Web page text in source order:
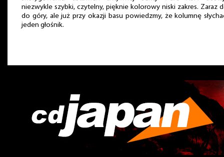
niezwykle szybki, czytelny, pięknie kolorowy niski zakres. Zaraz
do góry, ale już przy okazji basu powiedzmy, że kolumnę
jeden głośnik.